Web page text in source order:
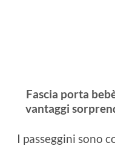
Fascia porta
vantaggi
I passeggini sono